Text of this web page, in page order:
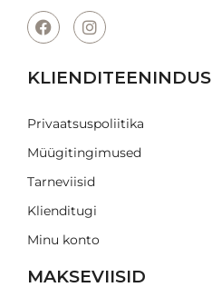
KLIENDITEENINDUS
Privaatsuspoliitika
Müügitingimused
Tarneviisid
Klienditugi
Minu konto
MAKSEVIISID